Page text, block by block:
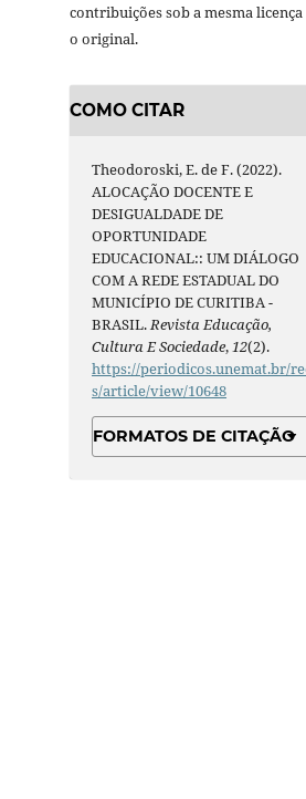
contribuições sob a mesma licença
o original.
COMO CITAR
Theodoroski, E. de F. (2022).
ALOCAÇÃO DOCENTE E
DESIGUALDADE DE
OPORTUNIDADE
EDUCACIONAL:: UM DIÁLOGO
COM A REDE ESTADUAL DO
MUNICÍPIO DE CURITIBA -
BRASIL. Revista Educação,
Cultura E Sociedade, 12(2).
https://periodicos.unemat.br/
s/article/view/10648
FORMATOS DE CITAÇÃO